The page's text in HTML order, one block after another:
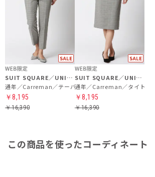
SUIT SQUARE／UNIVERSAL LANGUAGE／WHITE
通年／Carreman／テーパードパンツ
￥8,195
￥16,390
SUIT SQUARE／UNIVERSAL LANGUAGE／WHITE
通年／Carreman／タイトスカ
￥8,195
￥16,390
この商品を使ったコーディネート